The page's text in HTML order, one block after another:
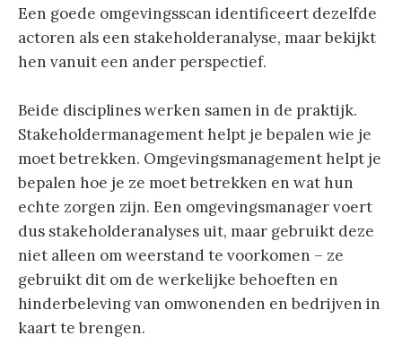
Een goede omgevingsscan identificeert dezelfde
actoren als een stakeholderanalyse, maar bekijkt
hen vanuit een ander perspectief.
Beide disciplines werken samen in de praktijk.
Stakeholdermanagement helpt je bepalen wie je
moet betrekken. Omgevingsmanagement helpt je
bepalen hoe je ze moet betrekken en wat hun
echte zorgen zijn. Een omgevingsmanager voert
dus stakeholderanalyses uit, maar gebruikt deze
niet alleen om weerstand te voorkomen – ze
gebruikt dit om de werkelijke behoeften en
hinderbeleving van omwonenden en bedrijven in
kaart te brengen.